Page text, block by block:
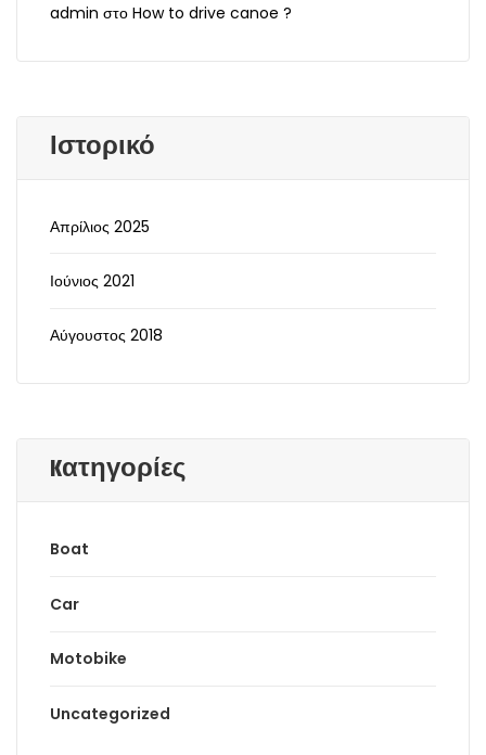
admin στο How to drive canoe ?
Ιστορικό
Απρίλιος 2025
Ιούνιος 2021
Αύγουστος 2018
Kατηγορίες
Boat
Car
Motobike
Uncategorized